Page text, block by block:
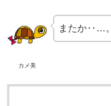
カメ美
またか‥…。